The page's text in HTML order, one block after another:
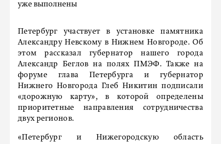
уже выполнены
Петербург участвует в установке памятника
Александру Невскому в Нижнем Новгороде. Об
этом рассказал губернатор нашего города
Александр Беглов на полях ПМЭФ. Также на
форуме глава Петербурга и губернатор
Нижнего Новгорода Глеб Никитин подписали
«дорожную карту», в которой определены
приоритетные направления сотрудничества
двух регионов.
«Петербург и Нижегородскую область